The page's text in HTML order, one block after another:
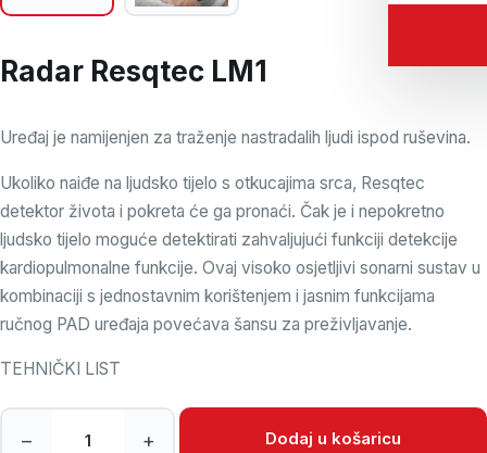
Radar Resqtec LM1
Uređaj je namijenjen za traženje nastradalih ljudi ispod ruševina.
Ukoliko naiđe na ljudsko tijelo s otkucajima srca, Resqtec
detektor života i pokreta će ga pronaći. Čak je i nepokretno
ljudsko tijelo moguće detektirati zahvaljujući funkciji detekcije
kardiopulmonalne funkcije. Ovaj visoko osjetljivi sonarni sustav u
kombinaciji s jednostavnim korištenjem i jasnim funkcijama
ručnog PAD uređaja povećava šansu za preživljavanje.
TEHNIČKI LIST
Radar Resqtec LM1 količina
– + Dodaj u košaricu